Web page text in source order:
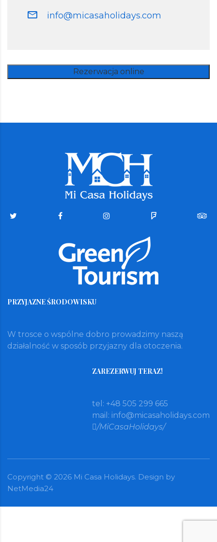
info@micasaholidays.com
Rezerwacja online
PRZYJAZNE ŚRODOWISKU
W trosce o wspólne dobro prowadzimy naszą
działalność w sposób przyjazny dla otoczenia.
ZAREZERWUJ TERAZ!
tel: +48 505 299 665
mail: info@micasaholidays.com
/MiCasaHolidays/
Copyright © 2026 Mi Casa Holidays. Design by
NetMedia24